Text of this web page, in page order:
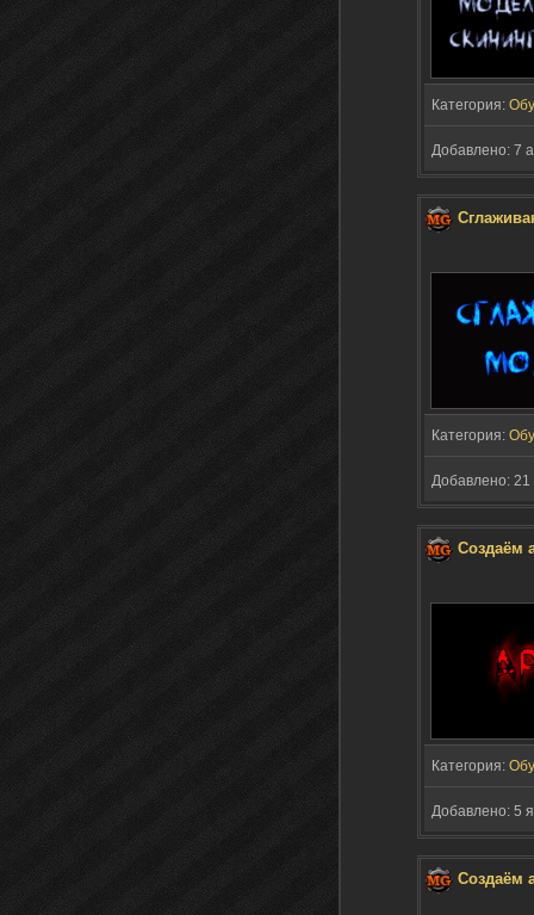
Категория:
Добавлено: 7
Категория:
Добавлено:
Создаём
Категория:
Добавлено: 5
Создаём